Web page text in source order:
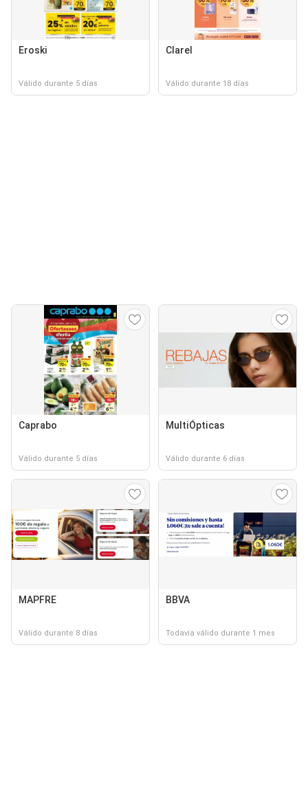
Eroski
Válido durante 5 días
Clarel
Válido durante 18 días
Caprabo
Válido durante 5 días
MultiÓpticas
Válido durante 6 días
MAPFRE
Válido durante 8 días
BBVA
Todavía válido durante 1 mes